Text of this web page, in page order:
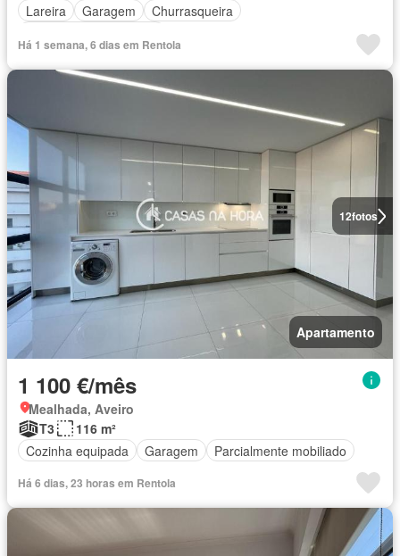
Lareira
Garagem
Churrasqueira
Há 1 semana, 6 dias em Rentola
12fotos
Apartamento
1 100 €/mês
Mealhada, Aveiro
T3
116 m²
Cozinha equipada
Garagem Parcialmente mobiliado
Há 6 dias, 23 horas em Rentola